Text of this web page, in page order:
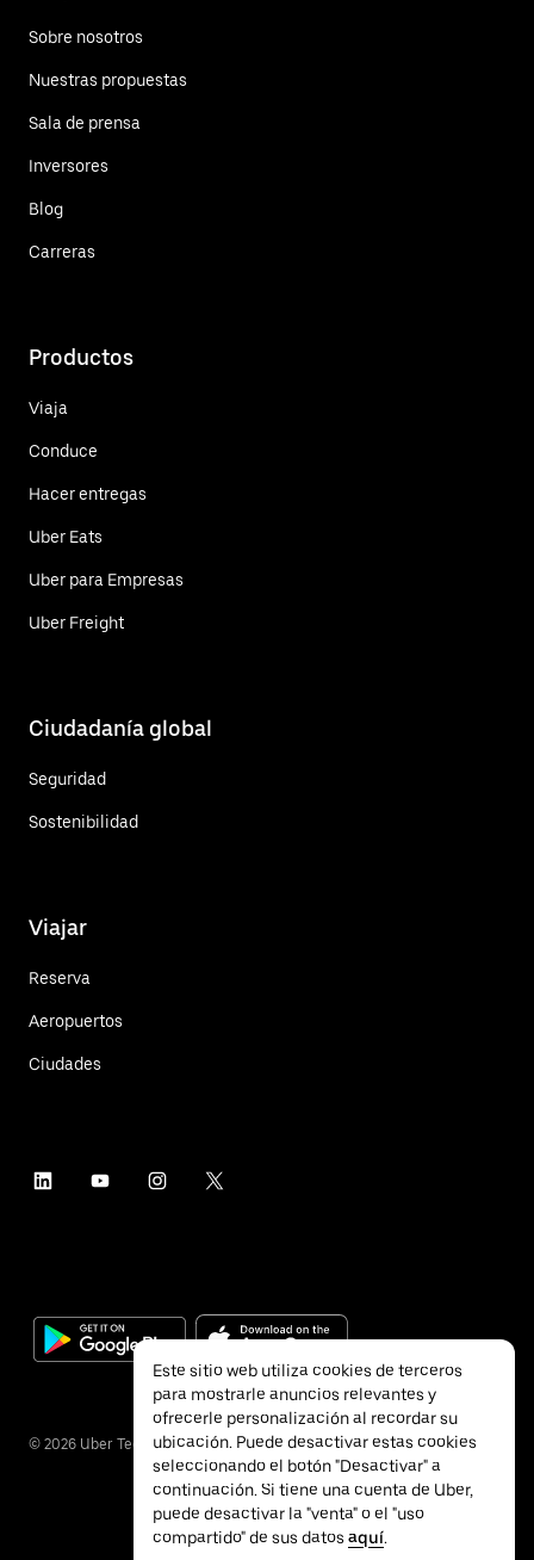
Sobre nosotros
Nuestras propuestas
Sala de prensa
Inversores
Blog
Carreras
Productos
Viaja
Conduce
Hacer entregas
Uber Eats
Uber para Empresas
Uber Freight
Ciudadanía global
Seguridad
Sostenibilidad
Viajar
Reserva
Aeropuertos
Ciudades
© 2026 Uber Technologies Inc.
Este sitio web utiliza cookies de terceros
para mostrarle anuncios relevantes y
ofrecerle personalización al recordar su
ubicación. Puede desactivar estas cookies
seleccionando el botón "Desactivar" a
continuación. Si tiene una cuenta de Uber,
puede desactivar la "venta" o el "uso
compartido" de sus datos aquí.